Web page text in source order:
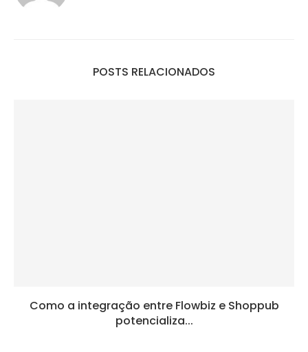
POSTS RELACIONADOS
Como a integração entre Flowbiz e Shoppub
potencializa...